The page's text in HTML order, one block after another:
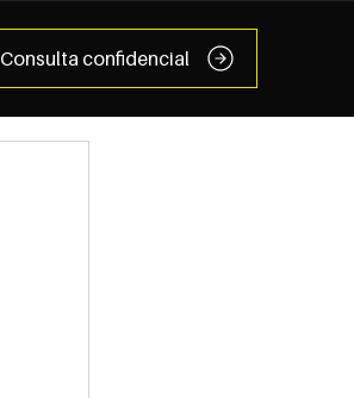
Consulta confidencial